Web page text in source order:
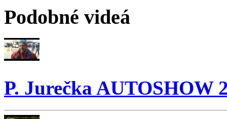
Podobné videá
P. Jurečka AUTOSHOW